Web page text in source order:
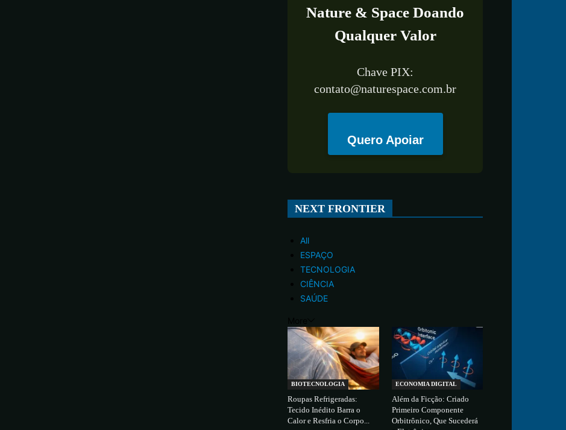
Nature & Space Doando
Qualquer Valor
Chave PIX:
contato@naturespace.com.br
Quero Apoiar
NEXT FRONTIER
All
ESPAÇO
TECNOLOGIA
CIÊNCIA
SAÚDE
BIOTECNOLOGIA
Roupas Refrigeradas:
Tecido Inédito Barra o
Calor e Resfria o Corpo...
ECONOMIA DIGITAL
Além da Ficção: Criado
Primeiro Componente
Orbitrônico, Que Sucederá